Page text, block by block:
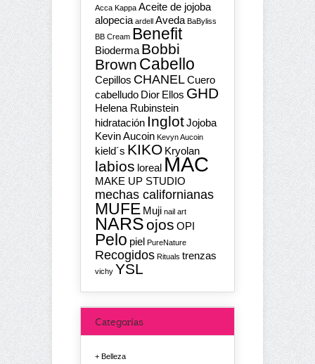
Acca Kappa Aceite de jojoba
alopecia ardell Aveda BaByliss
BB Cream Benefit
Bioderma Bobbi
Brown Cabello
Cepillos CHANELCuero
cabelludo Dior Ellos GHD
Helena Rubinstein
hidratación InglotJojoba
Kevin Aucoin Kevyn Aucoin
kield´s KIKO Kryolan
labios loreal MAC
MAKE UP STUDIO
mechas californianas
MUFE Muji nail art
NARSojos OPI
Pelo piel PureNature
Recogidos Rituals trenzas
vichy YSL
Categorías
Belleza